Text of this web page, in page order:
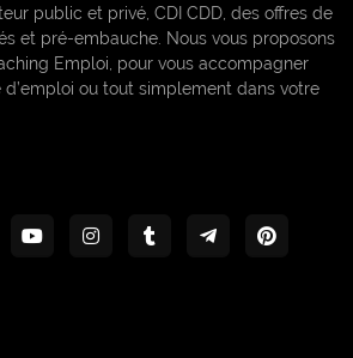
public et privé, CDI CDD, des offres de
et pré-embauche. Nous vous proposons
Emploi, pour vous accompagner
ou tout simplement dans votre